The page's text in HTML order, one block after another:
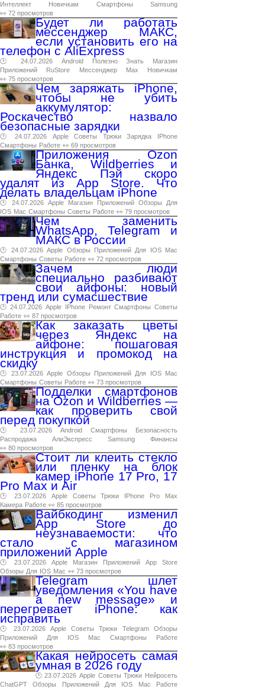
Интеллект
Новичкам Смартфоны
Samsung
👀 72 просмотров
Будет ли работать
мессенджер МАКС,
если установить его на
телефон с AliExpress
🕑 24.07.2026 Android Полезно Знать
Магазин
Приложений
RuStore Мессенджер Max
Новичкам
👀 75 просмотров
Чем заряжать iPhone,
чтобы не убить
аккумулятор:
Роскачество назвало
безопасные зарядки
🕑 24.07.2026 Apple Советы Трюки Зарядка
IPhone
Смартфоны Работе 👀 69 просмотров
Приложения Ozon
Банка, Wildberries и
Яндекс Пэй скоро
удалят из App Store. Что
делать владельцам iPhone
🕑 24.07.2026 Apple Магазин Приложений Обзоры
Для
IOS Mac Смартфоны Советы Работе 👀 79 просмотров
Чем заменить
WhatsApp, Telegram и
МАКС в России
🕑 24.07.2026 Apple Обзоры Приложений Для IOS
Mac
Смартфоны Советы Работе 👀 72 просмотров
Зачем люди
специально разбивают
свои айфоны: новый
тренд или сумасшествие
🕑 24.07.2026 Apple IPhone Ремонт Смартфоны Советы
Работе 👀 87 просмотров
Как заказать цветы
через Яндекс на
айфоне: пошаговая
инструкция и промокод на
скидку
🕑 23.07.2026 Apple Обзоры Приложений Для IOS
Mac
Смартфоны Советы Работе 👀 73 просмотров
Подделки смартфонов
на Ozon и Wildberries —
как проверить свой
перед покупкой
🕑 23.07.2026 Android Смартфоны
Безопасность
Распродажа
АлиЭкспресс Samsung
Финансы
👀 80 просмотров
Стоит ли клеить стекло
или пленку на блок
камер iPhone 17 Pro, 17
Pro Max и Air
🕑 23.07.2026 Apple Советы Трюки IPhone Pro
Max
Камера Работе 👀 85 просмотров
Вайбкодинг изменил
App Store до
неузнаваемости: что
стало с магазином
приложений Apple
🕑 23.07.2026 Apple Магазин Приложений App
Store
Обзоры Для IOS Mac 👀 73 просмотров
Telegram шлет
уведомления «You have
a new message» и
перегревает iPhone: как
исправить
🕑 23.07.2026 Apple Советы Трюки Telegram
Обзоры
Приложений
Для IOS Mac Смартфоны
Работе
👀 83 просмотров
Какая нейросеть самая
умная в 2026 году
🕑 23.07.2026 Apple Советы Трюки Нейросеть
ChatGPT
Обзоры Приложений Для IOS Mac
Работе